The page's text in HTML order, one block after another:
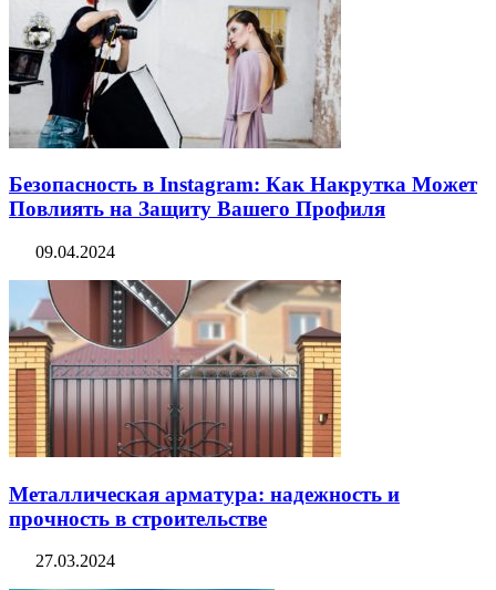
Безопасность в Instagram: Как Накрутка Может
Повлиять на Защиту Вашего Профиля
09.04.2024
Металлическая арматура: надежность и
прочность в строительстве
27.03.2024